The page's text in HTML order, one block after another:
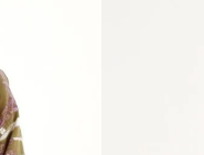
Negro-Tsh-Ent-0007699